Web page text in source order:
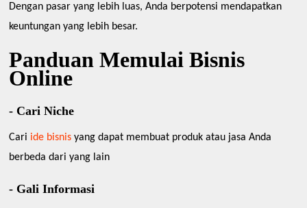
Dengan pasar yang lebih luas, Anda berpotensi mendapatkan
keuntungan yang lebih besar.
Panduan Memulai Bisnis
Online
- Cari Niche
Cari ide bisnis yang dapat membuat produk atau jasa Anda
berbeda dari yang lain
- Gali Informasi